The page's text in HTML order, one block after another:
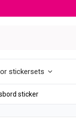
stickersets
sticker